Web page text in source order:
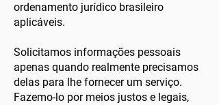
ordenamento jurídico brasileiro
aplicáveis.
Solicitamos informações pessoais
apenas quando realmente precisamos
delas para lhe fornecer um serviço.
Fazemo-lo por meios justos e legais,